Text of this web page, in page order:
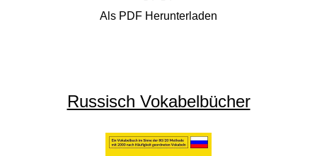
Als PDF Herunterladen
Russisch Vokabelbücher